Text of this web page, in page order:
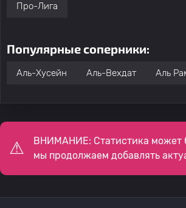
Про-Лига
Популярные соперники:
Аль-Хусейн Аль-Вехдат Аль
ВНИМАНИЕ: Статистика может
мы продолжаем добавлять